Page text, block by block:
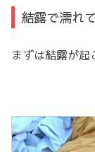
結露で濡れ
まずは結露が起